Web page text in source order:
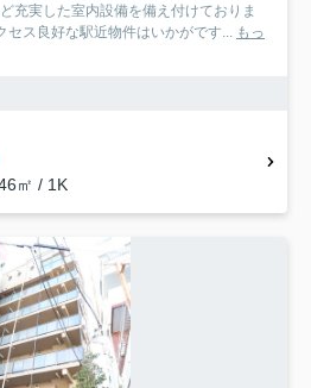
充実した室内設備を備え付けておりま
セス良好な駅近物件はいかがです... もっ
㎡ / 1K